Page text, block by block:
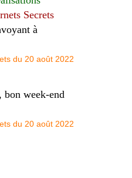
Secrets
à
bon week-end